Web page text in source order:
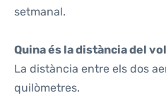
setmanal.
Quina és la distància del
La distància entre els dos
quilòmetres.